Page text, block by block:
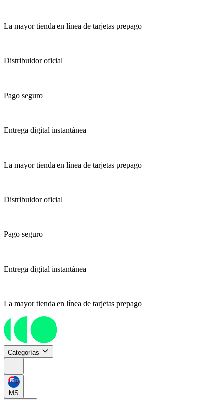
La mayor tienda en línea de tarjetas prepago
Distribuidor oficial
Pago seguro
Entrega digital instantánea
La mayor tienda en línea de tarjetas prepago
Distribuidor oficial
Pago seguro
Entrega digital instantánea
La mayor tienda en línea de tarjetas prepago
Categorías
MS